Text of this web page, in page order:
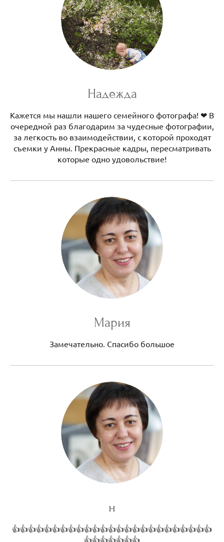
Надежда
Кажется мы нашли нашего семейного фотографа! ❤ В
очередной раз благодарим за чудесные фотографии,
за легкость во взаимодействии, с которой проходят
съемки у Анны. Прекрасные кадры, пересматривать
которые одно удовольствие!
Мария
Замечательно. Спасибо большое
н
👍👍👍👍👍👍👍👍👍👍👍👍👍👍👍👍👍👍👍👍👍👍👍👍👍
👍👍👍👍👍👍👍